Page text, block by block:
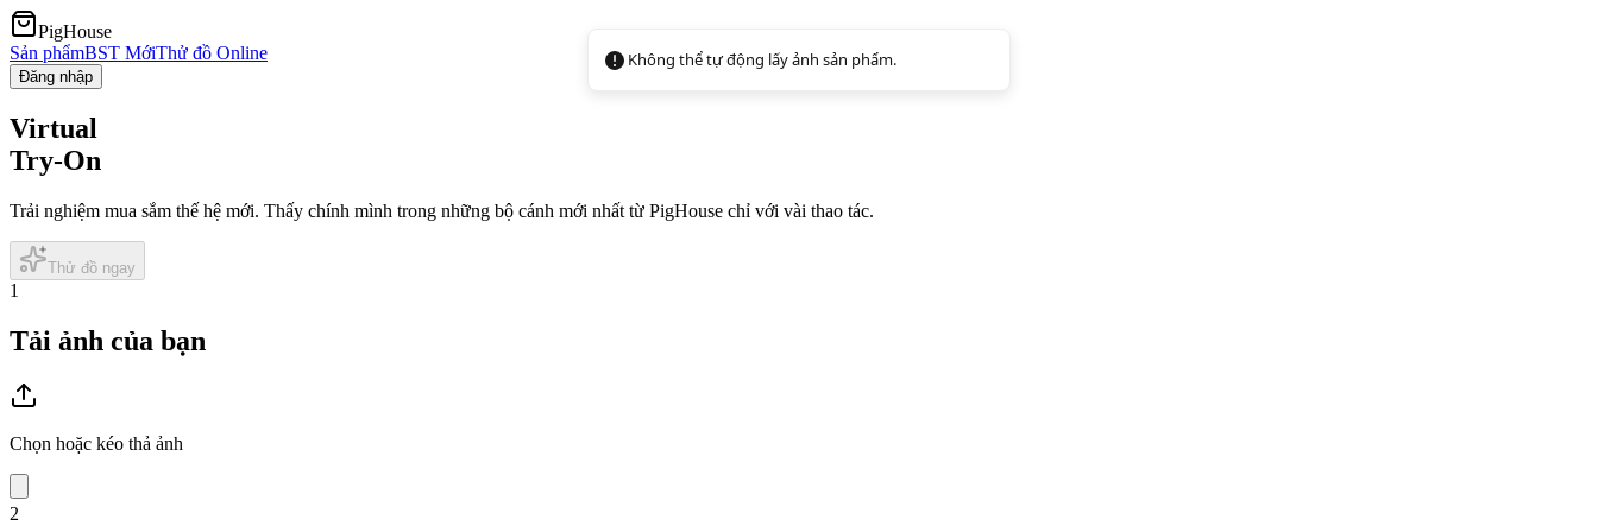
Không thể tự động lấy ảnh sản phẩm.
PigHouse
Sản phẩmBST MớiThử đồ Online
Đăng nhập
Virtual
Try-On
Trải nghiệm mua sắm thế hệ mới. Thấy chính mình trong những bộ cánh mới nhất từ PigHouse chỉ với vài thao tác.
Thử đồ ngay
1
Tải ảnh của bạn
Chọn hoặc kéo thả ảnh
2